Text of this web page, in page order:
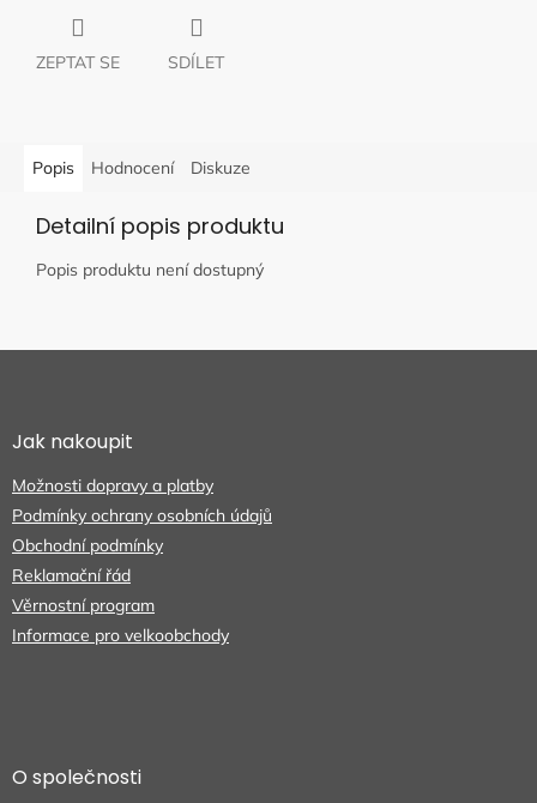
ZEPTAT SE SDÍLET
Popis Hodnocení Diskuze
Detailní popis produktu
Popis produktu není dostupný
aJak nakoupit
Možnosti dopravy a platby
Podmínky ochrany osobních údajů
Obchodní podmínky
Reklamační řád
Věrnostní program
Informace pro velkoobchody
O společnosti